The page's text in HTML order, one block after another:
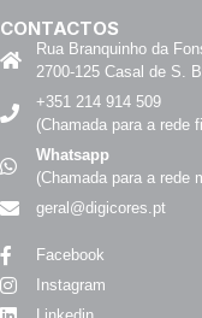
CONTACTOS
Rua Branquinho da
2700-125 Casal de S.
+351 214 914 509
(Chamada para a rede
Whatsapp
(Chamada para a rede
geral@digicores.pt
Facebook
Instagram